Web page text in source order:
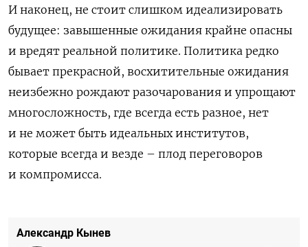
И наконец, не стоит слишком идеализировать
будущее: завышенные ожидания крайне опасны
и вредят реальной политике. Политика редко
бывает прекрасной, восхитительные ожидания
неизбежно рождают разочарования и упрощают
многосложность, где всегда есть разное, нет
и не может быть идеальных институтов,
которые всегда и везде – плод переговоров
и компромисса.
Александр Кынев